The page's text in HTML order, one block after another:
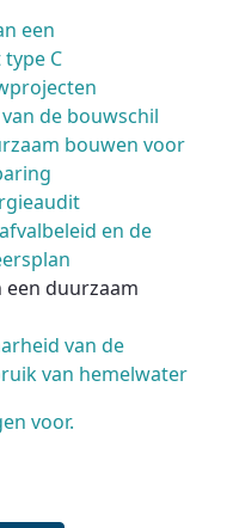
een
C
de bouwschil
bouwen voor
en de
een duurzaam
van de
van hemelwater
voor.